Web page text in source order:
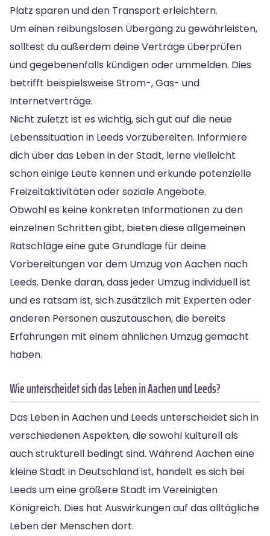
Platz sparen und den Transport erleichtern.
Um einen reibungslosen Übergang zu gewährleisten,
solltest du außerdem deine Verträge überprüfen
und gegebenenfalls kündigen oder ummelden. Dies
betrifft beispielsweise Strom-, Gas- und
Internetverträge.
Nicht zuletzt ist es wichtig, sich gut auf die neue
Lebenssituation in Leeds vorzubereiten. Informiere
dich über das Leben in der Stadt, lerne vielleicht
schon einige Leute kennen und erkunde potenzielle
Freizeitaktivitäten oder soziale Angebote.
Obwohl es keine konkreten Informationen zu den
einzelnen Schritten gibt, bieten diese allgemeinen
Ratschläge eine gute Grundlage für deine
Vorbereitungen vor dem Umzug von Aachen nach
Leeds. Denke daran, dass jeder Umzug individuell ist
und es ratsam ist, sich zusätzlich mit Experten oder
anderen Personen auszutauschen, die bereits
Erfahrungen mit einem ähnlichen Umzug gemacht
haben.
Wie unterscheidet sich das Leben in Aachen und Leeds?
Das Leben in Aachen und Leeds unterscheidet sich in
verschiedenen Aspekten, die sowohl kulturell als
auch strukturell bedingt sind. Während Aachen eine
kleine Stadt in Deutschland ist, handelt es sich bei
Leeds um eine größere Stadt im Vereinigten
Königreich. Dies hat Auswirkungen auf das alltägliche
Leben der Menschen dort.